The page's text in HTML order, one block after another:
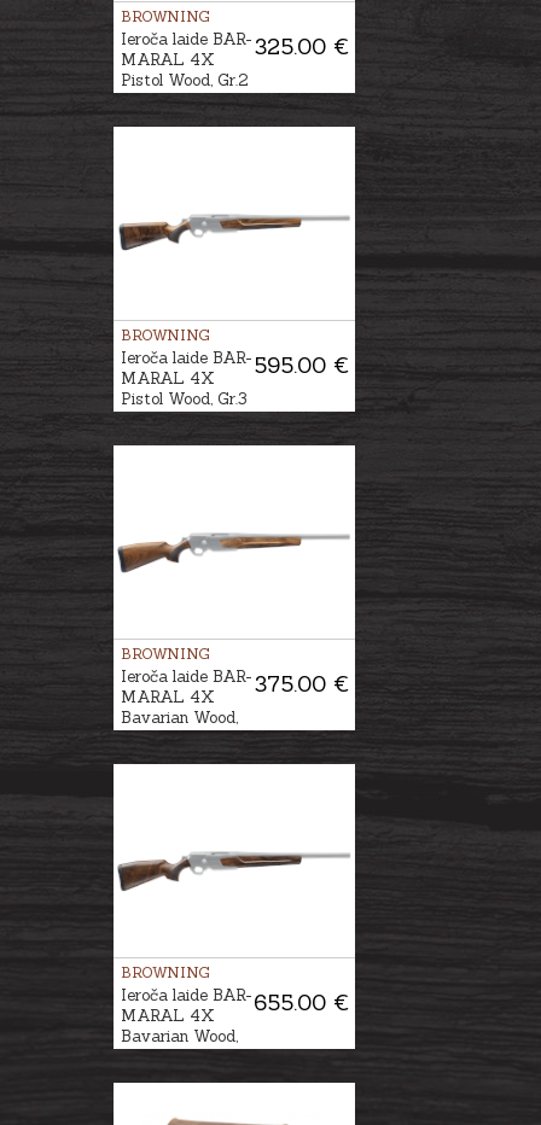
BROWNING
325.00 €
Ieroča laide BAR-
MARAL 4X
Pistol Wood, Gr.2
BROWNING
595.00 €
Ieroča laide BAR-
MARAL 4X
Pistol Wood, Gr.3
BROWNING
375.00 €
Ieroča laide BAR-
MARAL 4X
Bavarian Wood,
BROWNING
655.00 €
Ieroča laide BAR-
MARAL 4X
Bavarian Wood,